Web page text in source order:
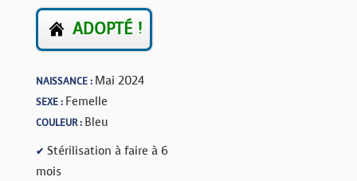
ADOPTÉ !
NAISSANCE : Mai 2024
SEXE : Femelle
COULEUR : Bleu
✔ Stérilisation à faire à 6
mois